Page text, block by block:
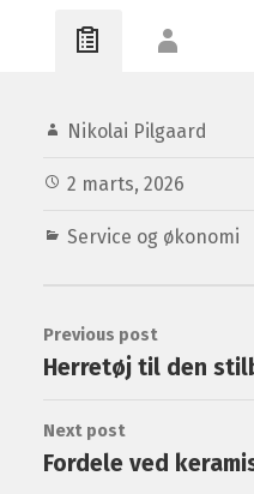
Nikolai Pilgaard
2 marts, 2026
Service og økonomi
Previous post
Herretøj til den
Next post
Fordele ved